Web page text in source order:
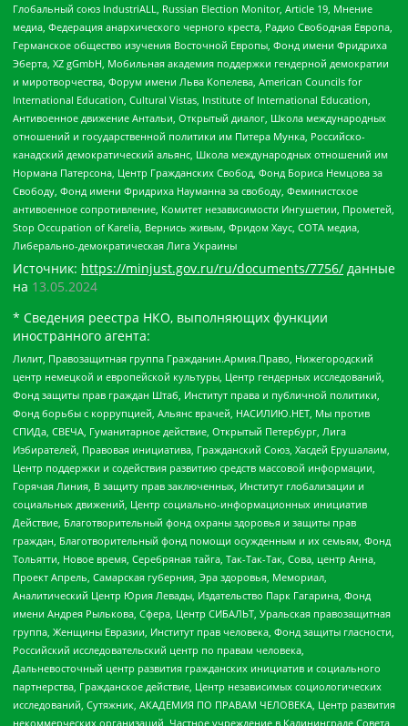
Глобальный союз IndustriALL, Russian Election Monitor, Article 19, Мнение
медиа, Федерация анархического черного креста, Радио Свободная Европа,
Германское общество изучения Восточной Европы, Фонд имени Фридриха
Эберта, XZ gGmbH, Мобильная академия поддержки гендерной демократии
и миротворчества, Форум имени Льва Копелева, American Councils for
International Education, Cultural Vistas, Institute of International Education,
Антивоенное движение Антальи, Открытый диалог, Школа международных
отношений и государственной политики им Питера Мунка, Российско-
канадский демократический альянс, Школа международных отношений им
Нормана Патерсона, Центр Гражданских Свобод, Фонд Бориса Немцова за
Свободу, Фонд имени Фридриха Науманна за свободу, Феминистское
антивоенное сопротивление, Комитет независимости Ингушетии, Прометей,
Stop Occupation of Karelia, Вернись живым, Фридом Хаус, СОТА медиа,
Либерально-демократическая Лига Украины
Источник: https://minjust.gov.ru/ru/documents/7756/ данные
на 13.05.2024
* Сведения реестра НКО, выполняющих функции
иностранного агента:
Лилит, Правозащитная группа Гражданин.Армия.Право, Нижегородский
центр немецкой и европейской культуры, Центр гендерных исследований,
Фонд защиты прав граждан Штаб, Институт права и публичной политики,
Фонд борьбы с коррупцией, Альянс врачей, НАСИЛИЮ.НЕТ, Мы против
СПИДа, СВЕЧА, Гуманитарное действие, Открытый Петербург, Лига
Избирателей, Правовая инициатива, Гражданский Союз, Хасдей Ерушалаим,
Центр поддержки и содействия развитию средств массовой информации,
Горячая Линия, В защиту прав заключенных, Институт глобализации и
социальных движений, Центр социально-информационных инициатив
Действие, Благотворительный фонд охраны здоровья и защиты прав
граждан, Благотворительный фонд помощи осужденным и их семьям, Фонд
Тольятти, Новое время, Серебряная тайга, Так-Так-Так, Сова, центр Анна,
Проект Апрель, Самарская губерния, Эра здоровья, Мемориал,
Аналитический Центр Юрия Левады, Издательство Парк Гагарина, Фонд
имени Андрея Рылькова, Сфера, Центр СИБАЛЬТ, Уральская правозащитная
группа, Женщины Евразии, Институт прав человека, Фонд защиты гласности,
Российский исследовательский центр по правам человека,
Дальневосточный центр развития гражданских инициатив и социального
партнерства, Гражданское действие, Центр независимых социологических
исследований, Сутяжник, АКАДЕМИЯ ПО ПРАВАМ ЧЕЛОВЕКА, Центр развития
некоммерческих организаций, Частное учреждение в Калининграде Совета